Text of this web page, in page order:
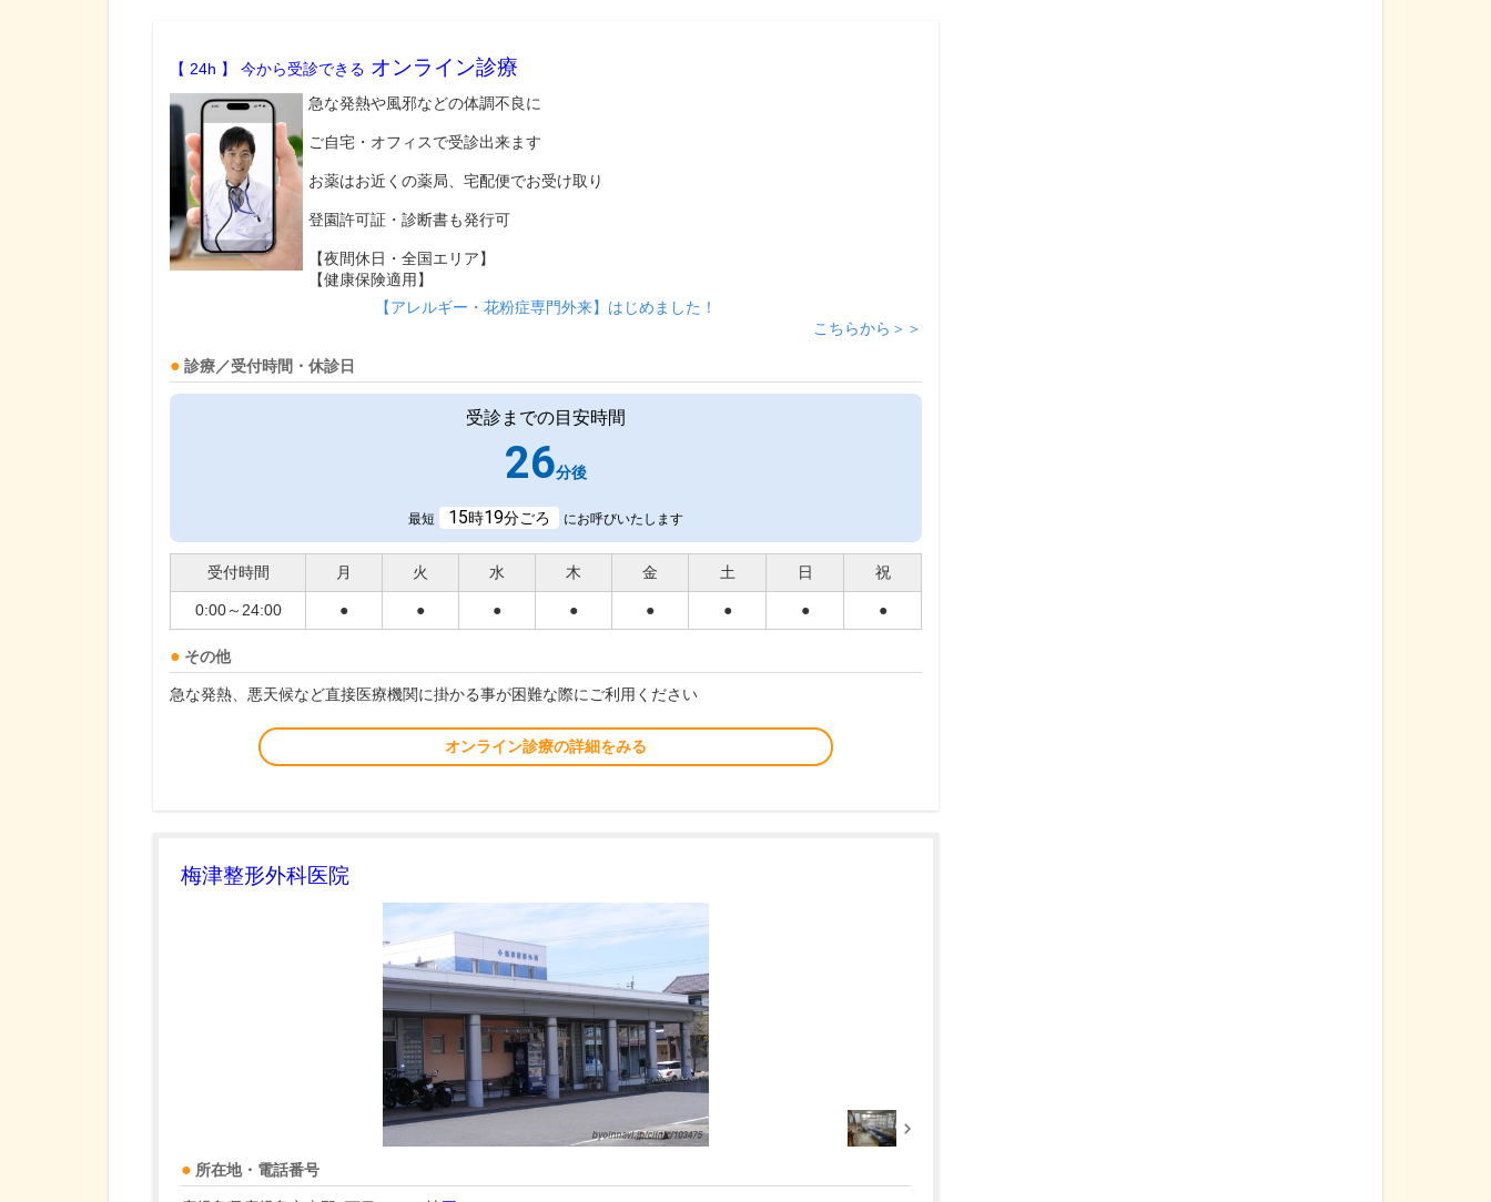
【 24h 】 今から受診できる オンライン診療
急な発熱や風邪などの体調不良に
ご自宅・オフィスで受診出来ます
お薬はお近くの薬局、宅配便でお受け取り
登園許可証・診断書も発行可
【夜間休日・全国エリア】
【健康保険適用】
【アレルギー・花粉症専門外来】はじめました！
こちらから＞＞
診療／受付時間・休診日
受診までの目安時間
26分後
最短 15時19分ごろ にお呼びいたします
受付時間 月 火 水 木 金 土 日 祝
0:00～24:00 ● ● ● ● ● ● ● ●
その他
急な発熱、悪天候など直接医療機関に掛かる事が困難な際にご利用ください
オンライン診療の詳細をみる
梅津整形外科医院
所在地・電話番号